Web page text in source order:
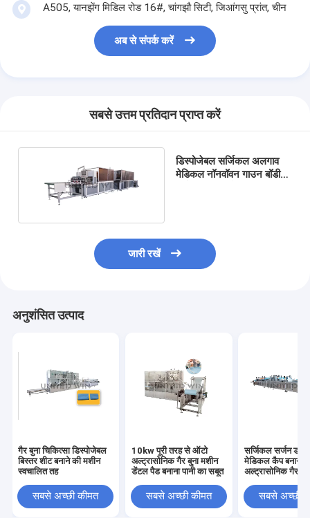
A505, यानझेंग मिडिल रोड 16#, चांगझौ सिटी, जिआंगसु प्रांत, चीन
अब से संपर्क करें
सबसे उत्तम प्रतिदान प्राप्त करें
डिस्पोजेबल सर्जिकल अलगाव
मेडिकल नॉनवॉवन गाउन बॉडी
जारी रखें
अनुशंसित उत्पाद
गैर बुना चिकित्सा डिस्पोजेबल
बिस्तर शीट बनाने की मशीन
स्वचालित तह
सबसे अच्छी कीमत
10kw पूरी तरह से ऑटो
अल्ट्रासोनिक गैर बुना मशीन
डेंटल पैड बनाना पानी का सबूत
सबसे अच्छी कीमत
सर्जिकल सर्जन
मेडिकल कैप बनाने
अल्ट्रासोनिक गैर
सबसे अच्छी